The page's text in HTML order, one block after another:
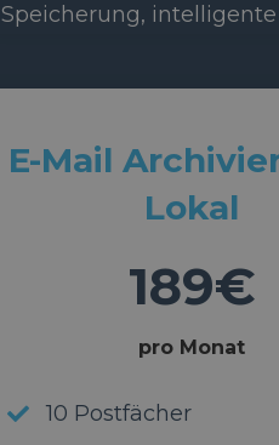
Speicherung,
E-Mail
Lokal
189€
pro Monat
10 Postfächer